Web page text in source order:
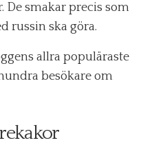
De smakar precis som
russin ska göra.
allra populäraste
besökare om